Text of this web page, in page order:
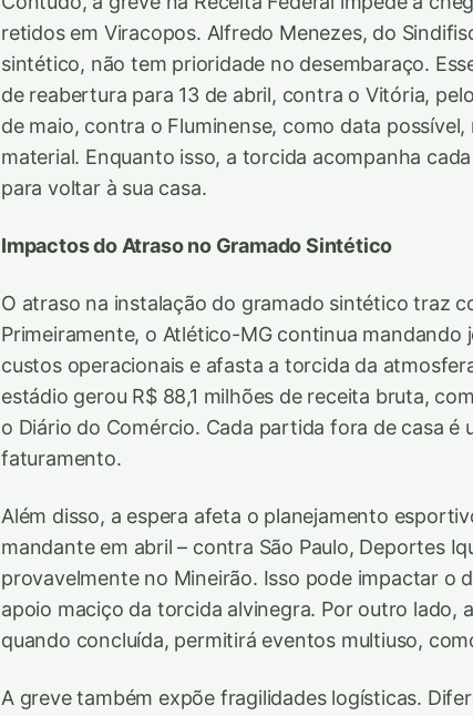
retidos em Viracopos. Alfredo Menezes, do
sintético, não tem prioridade no desembaraço.
de reabertura para 13 de abril, contra o Vitória,
de maio, contra o Fluminense, como data
material. Enquanto isso, a torcida acompanha
para voltar à sua casa.
Impactos do Atraso no Gramado Sintético
O atraso na instalação do gramado sintético traz
Primeiramente, o Atlético-MG continua mandando
custos operacionais e afasta a torcida da
estádio gerou R$ 88,1 milhões de receita bruta,
o Diário do Comércio. Cada partida fora de casa é
faturamento.
Além disso, a espera afeta o planejamento
mandante em abril – contra São Paulo, Deportes
provavelmente no Mineirão. Isso pode impactar o
apoio maciço da torcida alvinegra. Por outro lado,
quando concluída, permitirá eventos multiuso,
A greve também expõe fragilidades logísticas.